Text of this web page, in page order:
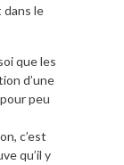
dans le
que les
d’une
peu
c’est
qu’il y